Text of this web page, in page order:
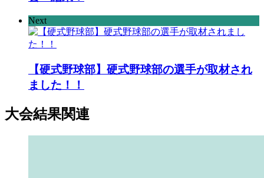
Next
【硬式野球部】硬式野球部の選手が取材され
ました！！
大会結果関連